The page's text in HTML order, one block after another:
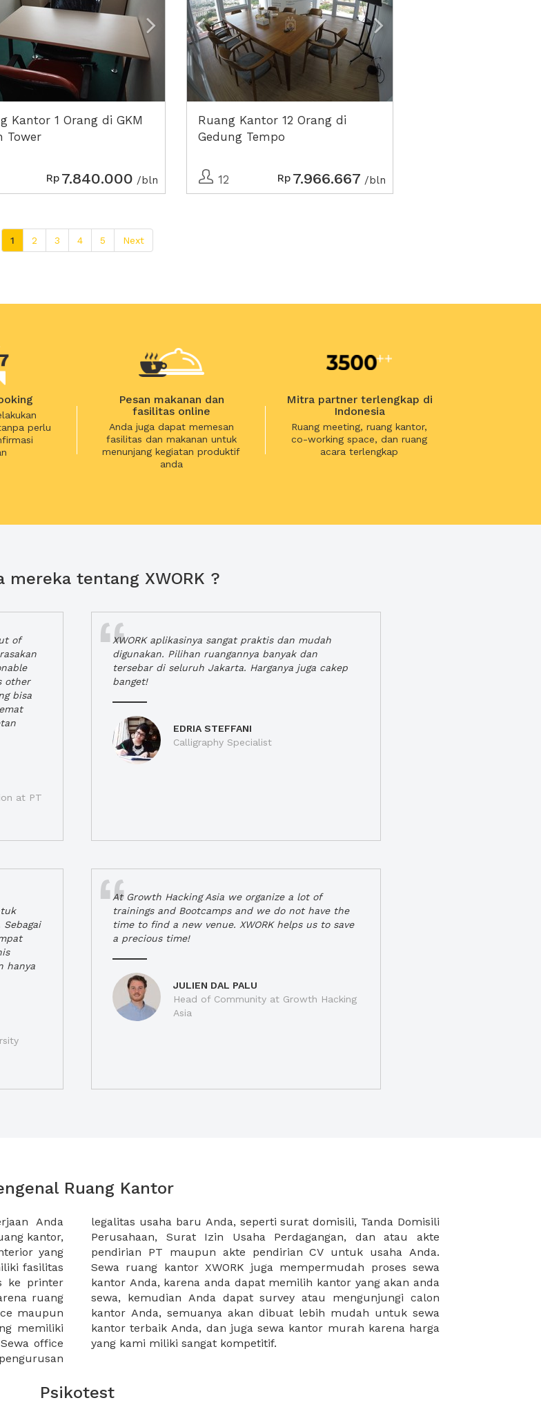
Kantor 1 Orang di GKM
Tower
Rp 7.840.000 /bln
Ruang Kantor 12 Orang di
Gedung Tempo
12 Rp 7.966.667 /bln
1 2 3 4 5 Next
perlu
Pesan makanan dan
fasilitas online
Anda juga dapat memesan
fasilitas dan makanan untuk
menunjang kegiatan produktif
anda
Mitra partner terlengkap di
Indonesia
Ruang meeting, ruang kantor,
co-working space, dan ruang
acara terlengkap
mereka tentang XWORK ?
of
other
bisa
at PT
XWORK aplikasinya sangat praktis dan mudah
digunakan. Pilihan ruangannya banyak dan
tersebar di seluruh Jakarta. Harganya juga cakep
banget!
EDRIA STEFFANI
Calligraphy Specialist
hanya
At Growth Hacking Asia we organize a lot of
trainings and Bootcamps and we do not have the
time to find a new venue. XWORK helps us to save
a precious time!
JULIEN DAL PALU
Head of Community at Growth Hacking
Asia
Ruang Kantor
Anda
kantor,
yang
fasilitas
ke printer
ruang
maupun
memiliki
office
Domisili
atau akte
Anda.
sewa
akan anda
calon
sewa
harga
yang kami miliki sangat kompetitif.
Psikotest